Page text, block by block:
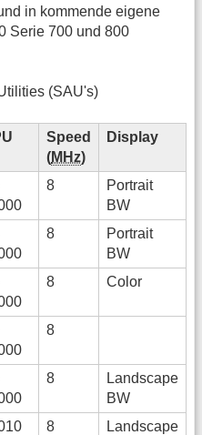
in kommende eigene
Serie 700 und 800
(SAU's)
Speed
(MHz)
Display
8
Portrait
BW
8
Portrait
BW
8 Color
8
8
Landscape
BW
8
Landscape